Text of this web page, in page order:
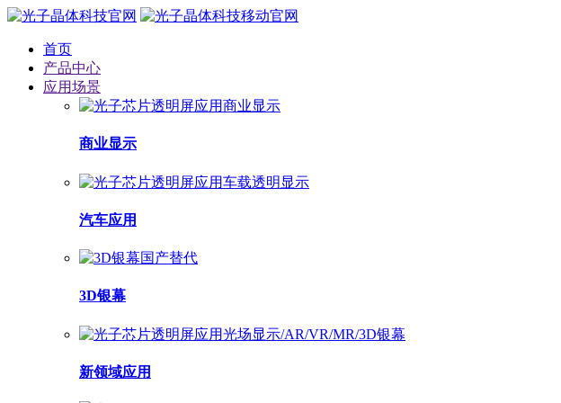
首页
产品中心
应用场景
商业显示
汽车应用
3D银幕
新领域应用